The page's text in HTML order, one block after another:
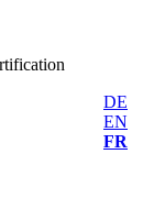
DE
EN
FR